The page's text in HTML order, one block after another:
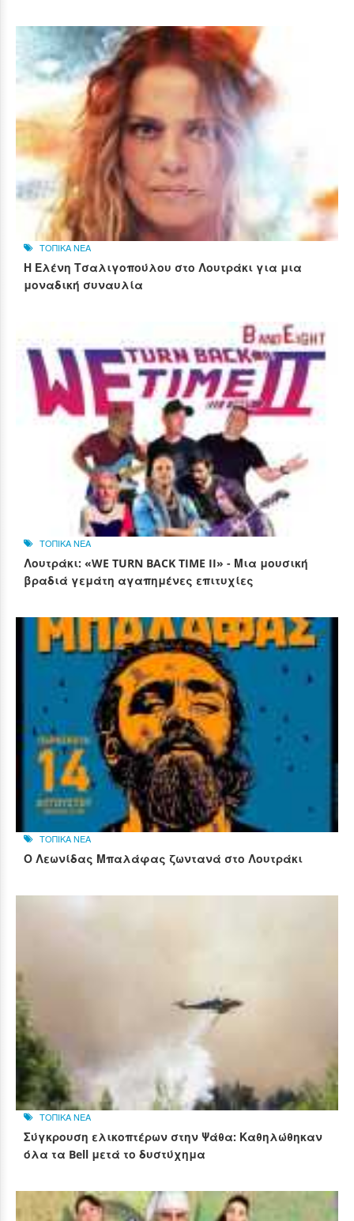
ΤΟΠΙΚΑ ΝΕΑ
Η Ελένη Τσαλιγοπούλου στο Λουτράκι για μια
μοναδική συναυλία
ΤΟΠΙΚΑ ΝΕΑ
Λουτράκι: «WE TURN BACK TIME II» - Μια μουσική
βραδιά γεμάτη αγαπημένες επιτυχίες
ΤΟΠΙΚΑ ΝΕΑ
Ο Λεωνίδας Μπαλάφας ζωντανά στο Λουτράκι
ΤΟΠΙΚΑ ΝΕΑ
Σύγκρουση ελικοπτέρων στην Ψάθα: Καθηλώθηκαν
όλα τα Bell μετά το δυστύχημα